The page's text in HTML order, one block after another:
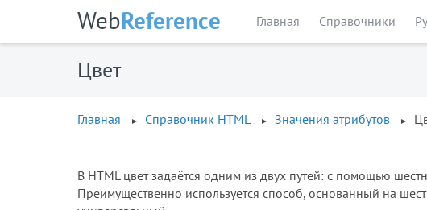
WebReference Главная Справочники
Цвет
Главная Справочник HTML Значения атрибутов
В HTML цвет задаётся одним из двух путей: с помощью
Преимущественно используется способ, основанный на